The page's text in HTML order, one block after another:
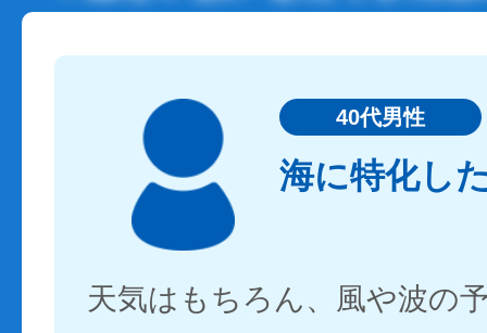
40代男性
海に特化し
天気はもちろん、風や波の